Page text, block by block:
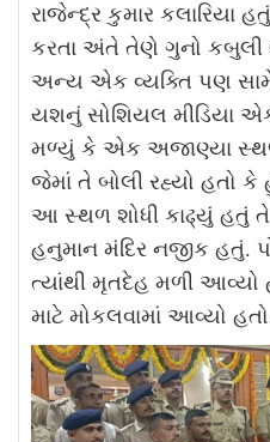
રાજેન્દ્ર કુમાર કલારિયા
કરતા અંતે તેણે ગુનો કબુલી
અન્ય એક વ્યક્તિ પણ
યશનું સોશિયલ મીડિયા
મળ્યું કે એક અજાણ્યા
જેમાં તે બોલી રહ્યો હતો
આ સ્થળ શોધી કાઢ્યું હતું તે
હનુમાન મંદિર નજીક હતું.
ત્યાંથી મૃતદેહ મળી આવ્યો
માટે મોકલવામાં આવ્યો